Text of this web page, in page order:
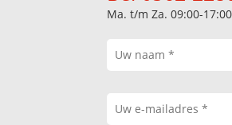
Ma. t/m Za. 09:00-